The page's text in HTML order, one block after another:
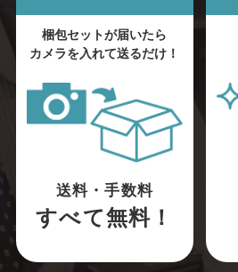
梱包セットが届いたら
カメラを入れて送るだけ！
送料・手数料
すべて無料！